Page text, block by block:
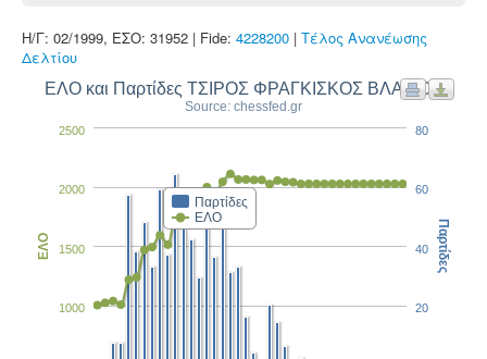
Η/Γ: 02/1999, ΕΣΟ: 31952 | Fide: 4228200 | Τέλος Ανανέωσης
Δελτίου
ΕΛΟ και Παρτίδες ΤΣΙΡΟΣ ΦΡΑΓΚΙΣΚΟΣ ΒΛΑΣΙΟΣ
Source: chessfed.gr
Παρτίδες
ΕΛΟ
1000
1500
2000
2500
ΕΛΟ
20
40
60
80
Παρτίδες